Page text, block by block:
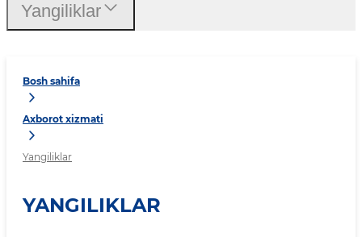
Bosh sahifa
Axborot xizmati
Yangiliklar
YANGILIKLAR
Yangiliklar